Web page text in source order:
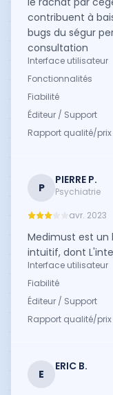
contribuent à
bugs du ségur
consultation
Interface utilisateur
Fonctionnalités
Fiabilité
Éditeur / Support
Rapport qualité/prix
P
PIERRE P.
Psychiatrie
avr. 2023
Medimust est un
intuitif, dont
Interface utilisateur
Fiabilité
Éditeur / Support
Rapport qualité/prix
E
ERIC B.